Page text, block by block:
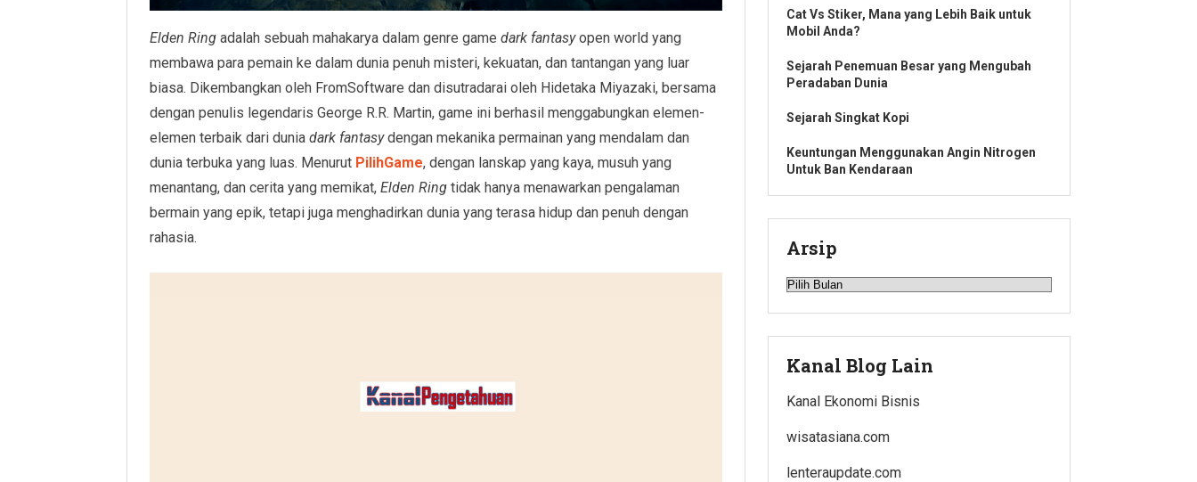
Elden Ring adalah sebuah mahakarya dalam genre game dark fantasyopen world yang
membawa para pemain ke dalam dunia penuh misteri, kekuatan, dan tantangan yang luar
biasa. Dikembangkan oleh FromSoftware dan disutradarai oleh Hidetaka Miyazaki, bersama
dengan penulis legendaris George R.R. Martin, game ini berhasil menggabungkan elemen-
elemen terbaik dari dunia dark fantasydengan mekanika permainan yang mendalam dan
dunia terbuka yang luas. Menurut PilihGame, dengan lanskap yang kaya, musuh yang
menantang, dan cerita yang memikat, Elden Ring tidak hanya menawarkan pengalaman
bermain yang epik, tetapi juga menghadirkan dunia yang terasa hidup dan penuh dengan
rahasia.
Cat Vs Stiker, Mana yang Lebih Baik untuk
Mobil Anda?
Sejarah Penemuan Besar yang Mengubah
Peradaban Dunia
Sejarah Singkat Kopi
Keuntungan Menggunakan Angin Nitrogen
Untuk Ban Kendaraan
Arsip
Arsip
Kanal Blog Lain
Kanal Ekonomi Bisnis
wisatasiana.com
lenteraupdate.com